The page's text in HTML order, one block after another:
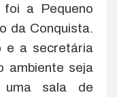
a Pequeno
da Conquista.
e a secretária
ambiente seja
uma sala de